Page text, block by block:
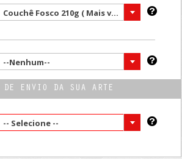
Couchê Fosco 210g ( Mais vendido )
--Nenhum--
DE ENVIO DA SUA ARTE
-- Selecione --